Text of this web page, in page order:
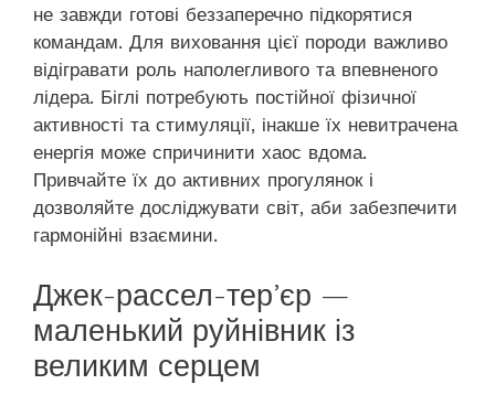
не завжди готові беззаперечно підкорятися
командам. Для виховання цієї породи важливо
відігравати роль наполегливого та впевненого
лідера. Біглі потребують постійної фізичної
активності та стимуляції, інакше їх невитрачена
енергія може спричинити хаос вдома.
Привчайте їх до активних прогулянок і
дозволяйте досліджувати світ, аби забезпечити
гармонійні взаємини.
Джек-рассел-тер’єр —
маленький руйнівник із
великим серцем